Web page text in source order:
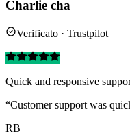
Charlie cha
Verificato · Trustpilot
Quick and responsive
“Customer support was
RB